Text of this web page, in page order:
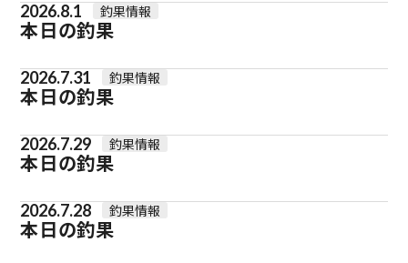
2026.8.1 釣果情報
本日の釣果
2026.7.31 釣果情報
本日の釣果
2026.7.29 釣果情報
本日の釣果
2026.7.28 釣果情報
本日の釣果